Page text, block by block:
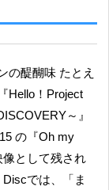
Hello！Project
～』
の『Oh my
として残され
では、「ま